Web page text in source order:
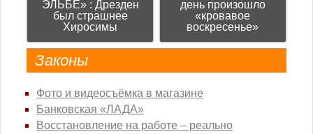
ЭЛЬБЕ» : Дрезден
был страшнее
Хиросимы
день произошло
«кровавое
воскресенье»
Законы
Фото и видеосъёмка в магазине
Банковская «ЛАДА»
Восстановление на работе – реально